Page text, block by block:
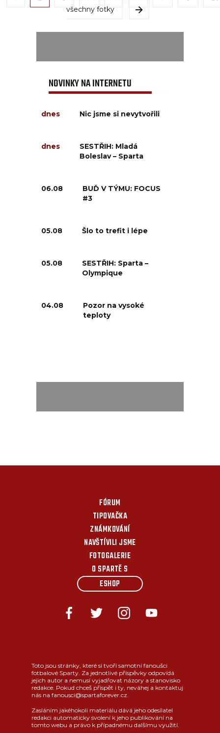
všechny fotky
NOVINKY NA INTERNETU
dnes Nic jsme si nevytvořili
dnes
SESTŘIH: Mladá
Boleslav – Sparta
06.08
BUĎ V TÝMU: FOCUS
#3
05.08 Šlo to trefit i lépe
05.08
SESTŘIH: Sparta –
Olympique
04.08
Pozor na vysoké
teploty
FÓRUM
TIPOVAČKA
ZNÁMKOVÁNÍ
NAVŠTÍVILI JSME
FOTOGALERIE
O SPARTĚ S
ESHOP
Toto jsou stránky, které si tvoří samotní fanoušci
fotbalové Sparty. Za jednotlivé příspěvky odpovídá
jejich autor a nemusí vyjadřovat názory a stanovisko
redakce. Pokud chceš přispět i ty, neváhej a kontaktuj
nás na fanousci@spartaforever.cz.
Zasláním jakéhokoli materiálu dává jeho odesílatel
redakci automaticky svolení k jeho publikování na
tomto webu a právo k případnému dalšímu využití.